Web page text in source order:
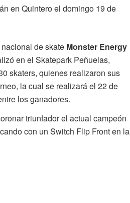
en Quintero el domingo 19 de
de skate Monster Energy
en el Skatepark Peñuelas,
skaters, quienes realizaron sus
la cual se realizará el 22 de
los ganadores.
triunfador el actual campeón
con un Switch Flip Front en la